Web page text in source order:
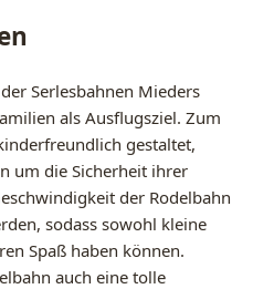
Serlesbahnen Mieders
als Ausflugsziel. Zum
gestaltet,
um die Sicherheit ihrer
der Rodelbahn
sodass sowohl kleine
Spaß haben können.
auch eine tolle